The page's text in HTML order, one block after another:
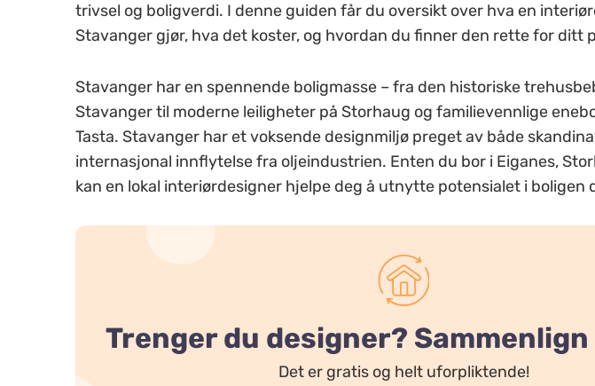
trivsel og boligverdi. I denne guiden får du oversikt over hva en
Stavanger gjør, hva det koster, og hvordan du finner den rette for ditt
Stavanger har en spennende boligmasse – fra den historiske
Stavanger til moderne leiligheter på Storhaug og familievennlige
Tasta. Stavanger har et voksende designmiljø preget av både
internasjonal innflytelse fra oljeindustrien. Enten du bor i Eiganes,
kan en lokal interiørdesigner hjelpe deg å utnytte potensialet i boligen
Trenger du designer?
Det er gratis og helt uforpliktende!